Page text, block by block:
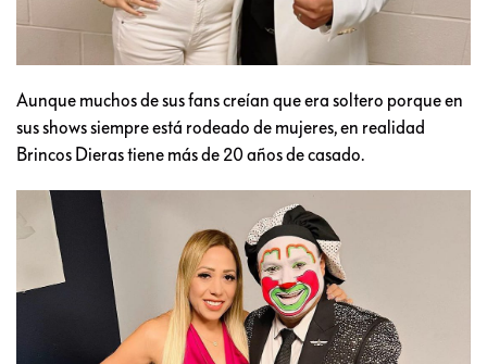
Aunque muchos de sus fans creían que era soltero porque en
sus shows siempre está rodeado de mujeres, en realidad
Brincos Dieras tiene más de 20 años de casado.